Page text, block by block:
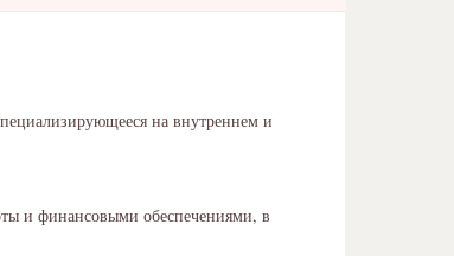
на внутреннем и
и финансовыми обеспечениями, в